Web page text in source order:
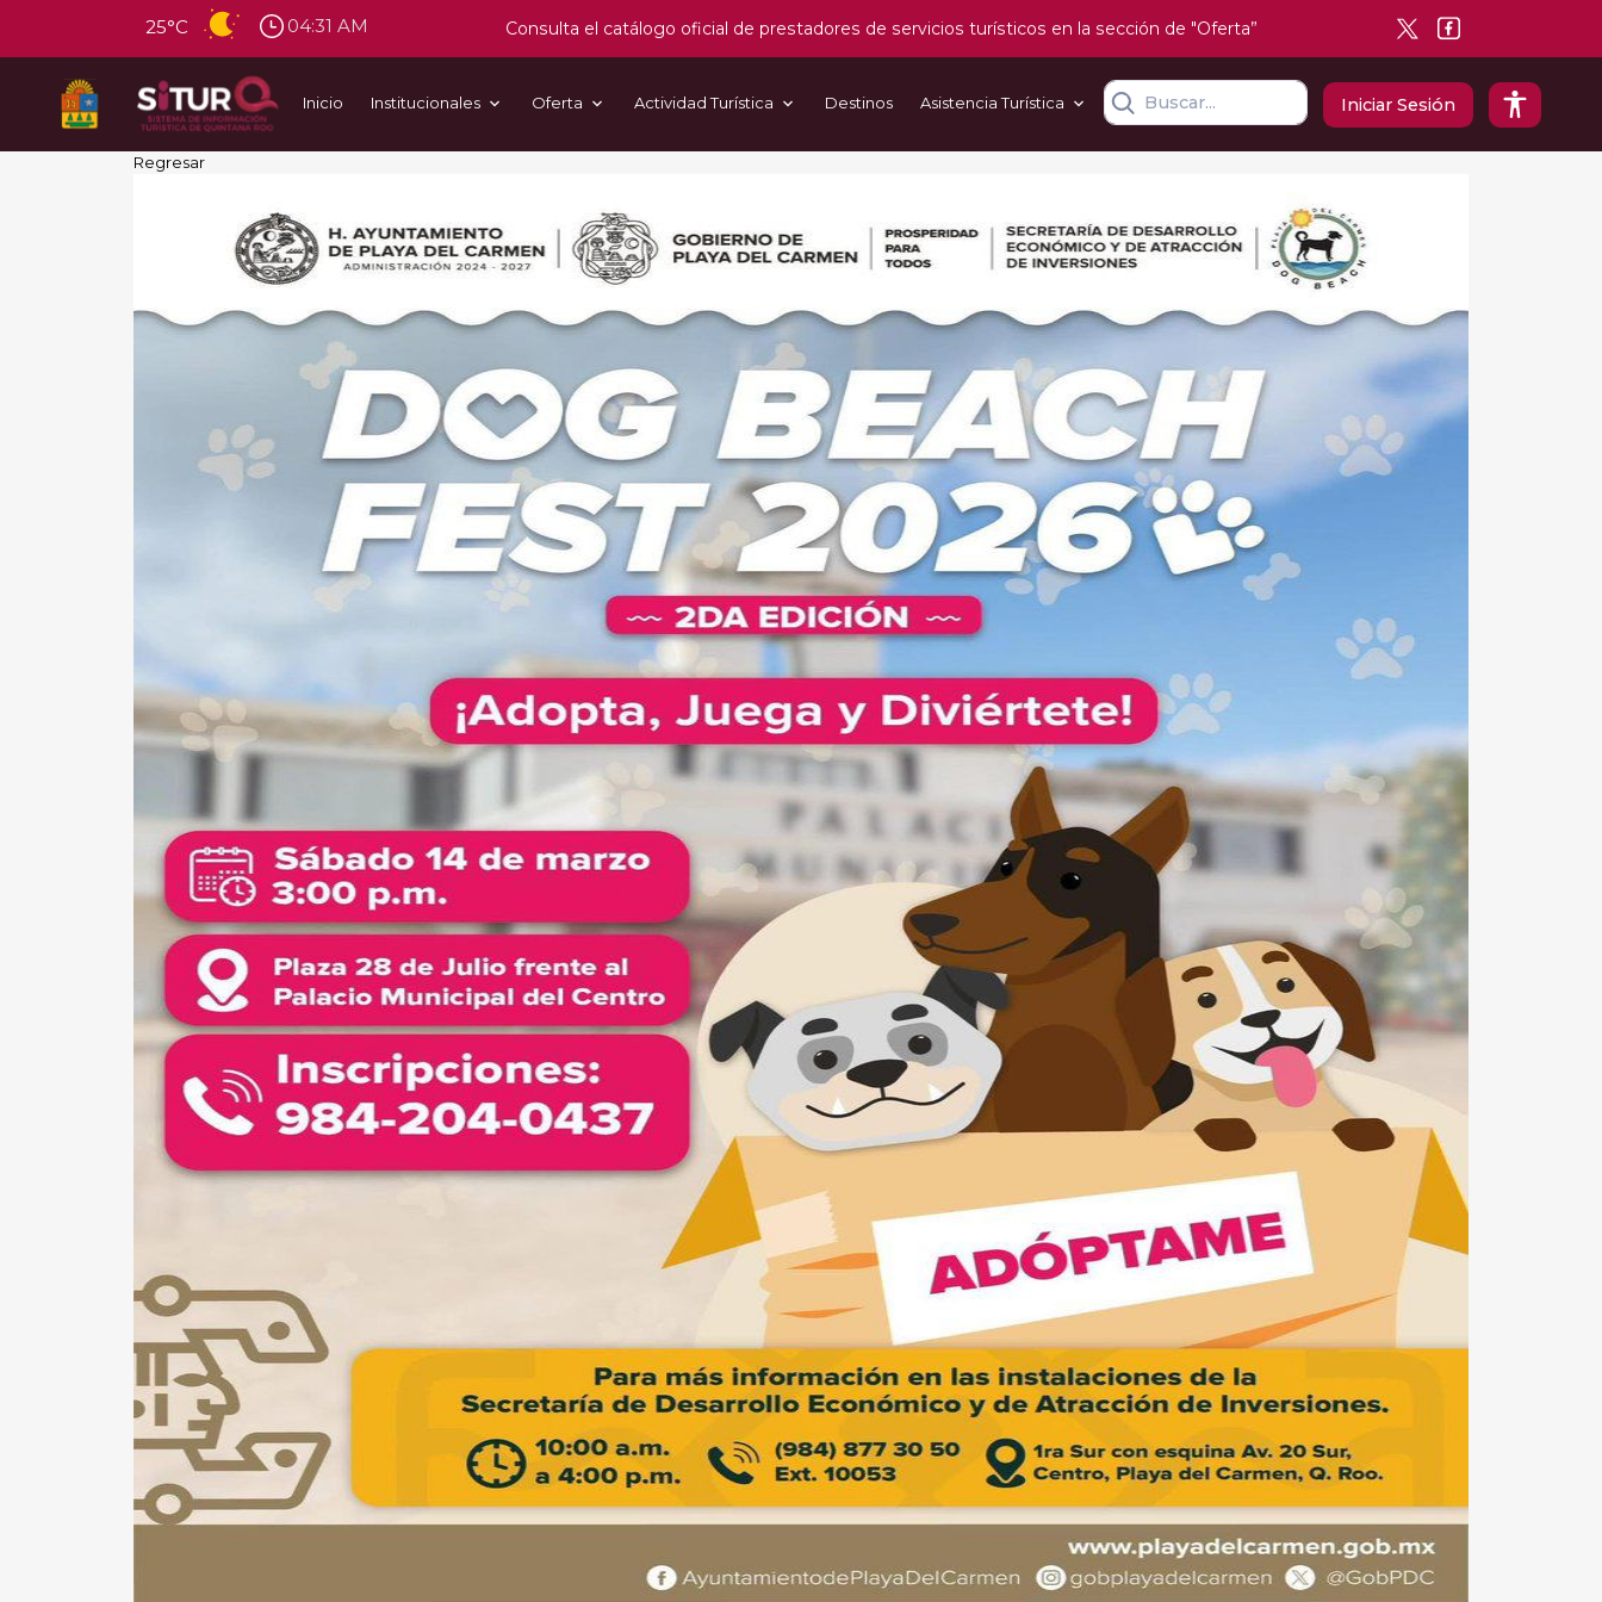
25°C 04:31 AM Consulta el catálogo oficial de prestadores de servicios turísticos en la sección de "Oferta”
Inicio Institucionales Oferta Actividad Turística Destinos Asistencia Turística Iniciar Sesión
Regresar